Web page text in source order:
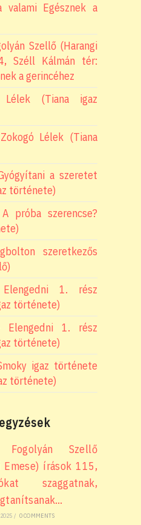
valami Egésznek a
Szellő (Harangi
Széll Kálmán tér:
a gerincéhez
Lélek (Tiana igaz
Zokogó Lélek (Tiana
a szeretet
története)
A próba szerencse?
szeretkezős
Elengedni 1. rész
története)
Elengedni 1. rész
története)
igaz története
története)
Fogolyán Szellő
Emese) írások 115,
szaggatnak,
/ 0 COMMENTS